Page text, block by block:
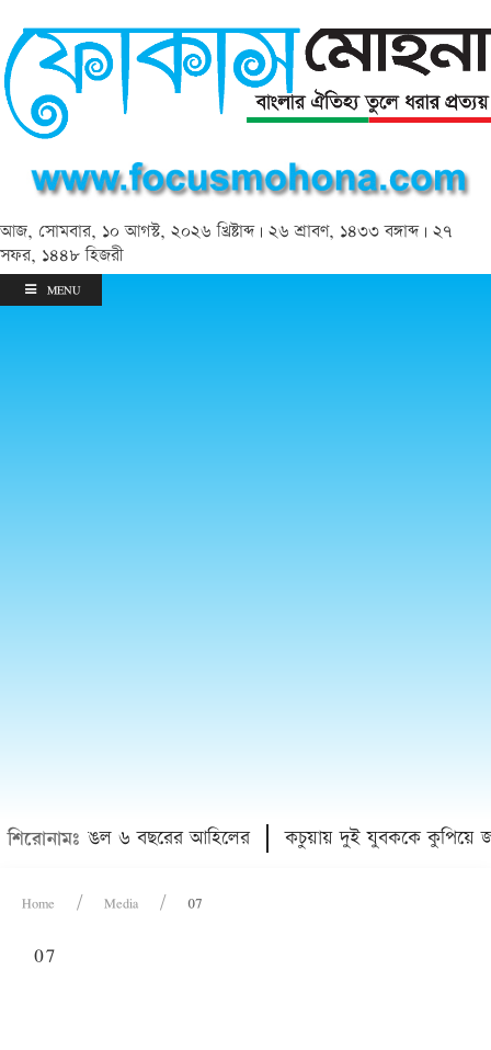
আজ, সোমবার, ১০ আগস্ট, ২০২৬ খ্রিষ্টাব্দ | ২৬ শ্রাবণ, ১৪৩৩ বঙ্গাব্দ | ২৭
সফর, ১৪৪৮ হিজরী
MENU
শিরোনামঃ
দুই পা ভাঙল ৬ বছরের আহিলের কচুয়ায় দুই যুবককে কুপিয়ে
Home Media 07
07